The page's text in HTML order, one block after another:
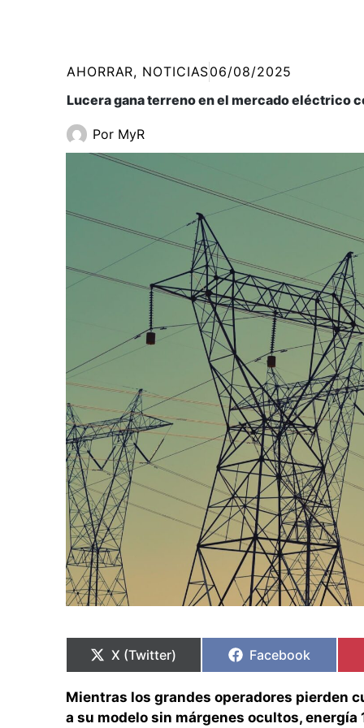
AHORRAR, NOTICIAS06/08/2025
Lucera gana terreno en el mercado eléctrico
Por MyR
en
X (Twitter)
en
Facebook
Mientras los grandes operadores pierden
a su modelo sin márgenes ocultos,
en
en